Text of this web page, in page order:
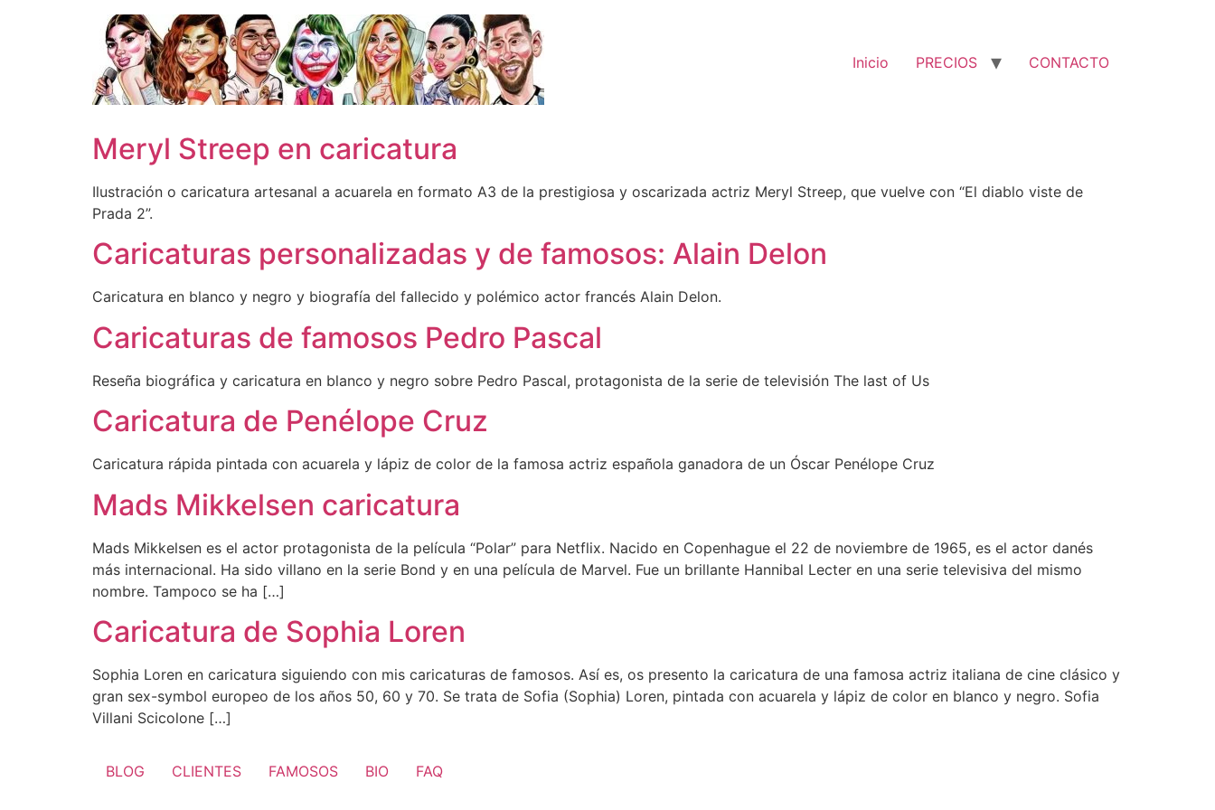
Inicio PRECIOS CONTACTO
Meryl Streep en caricatura
Ilustración o caricatura artesanal a acuarela en formato A3 de la prestigiosa y oscarizada actriz Meryl Streep, que vuelve con “El diablo viste de
Prada 2”.
Caricaturas personalizadas y de famosos: Alain Delon
Caricatura en blanco y negro y biografía del fallecido y polémico actor francés Alain Delon.
Caricaturas de famosos Pedro Pascal
Reseña biográfica y caricatura en blanco y negro sobre Pedro Pascal, protagonista de la serie de televisión The last of Us
Caricatura de Penélope Cruz
Caricatura rápida pintada con acuarela y lápiz de color de la famosa actriz española ganadora de un Óscar Penélope Cruz
Mads Mikkelsen caricatura
Mads Mikkelsen es el actor protagonista de la película “Polar” para Netflix. Nacido en Copenhague el 22 de noviembre de 1965, es el actor danés
más internacional. Ha sido villano en la serie Bond y en una película de Marvel. Fue un brillante Hannibal Lecter en una serie televisiva del mismo
nombre. Tampoco se ha […]
Caricatura de Sophia Loren
Sophia Loren en caricatura siguiendo con mis caricaturas de famosos. Así es, os presento la caricatura de una famosa actriz italiana de cine clásico y
gran sex-symbol europeo de los años 50, 60 y 70. Se trata de Sofia (Sophia) Loren, pintada con acuarela y lápiz de color en blanco y negro. Sofia
Villani Scicolone […]
BLOG CLIENTES FAMOSOS BIO FAQ